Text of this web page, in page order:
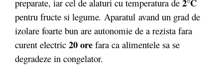
preparate, iar cel de alaturi cu temperatura de
pentru fructe si legume. Aparatul avand un grad de
izolare foarte bun are autonomie de a rezista fara
curent electric 20 ore fara ca alimentele sa se
degradeze in congelator.